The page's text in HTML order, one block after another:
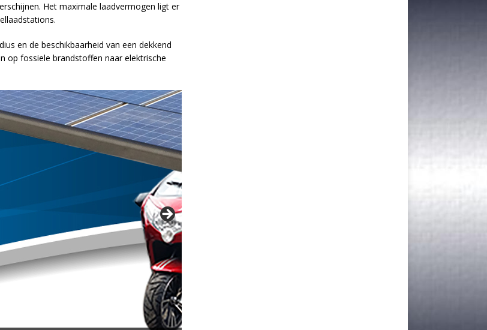
Het maximale laadvermogen ligt er
en de beschikbaarheid van een dekkend
op fossiele brandstoffen naar elektrische